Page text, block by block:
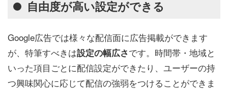
自由度が高い設定ができる
Google広告では様々な配信面に広告掲載ができます
が、特筆すべきは設定の幅広さです。時間帯・地域と
いった項目ごとに配信設定ができたり、ユーザーの持
つ興味関心に応じて配信の強弱をつけることができま